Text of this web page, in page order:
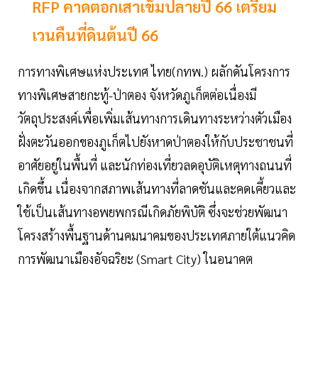
RFP คาดตอกเสาเข็มปลายปี 66 เตรียม
เวนคืนที่ดินต้นปี 66
การทางพิเศษแห่งประเทศ ไทย(กทพ.) ผลักดันโครงการ
ทางพิเศษสายกะทู้-ป่าตอง จังหวัดภูเก็ตต่อเนื่องมี
วัตถุประสงค์เพื่อเพิ่มเส้นทางการเดินทางระหว่างตัวเมือง
ฝั่งตะวันออกของภูเก็ตไปยังหาดป่าตองให้กับประชาชนที่
อาศัยอยู่ในพื้นที่ และนักท่องเที่ยวลดอุบัติเหตุทางถนนที่
เกิดขึ้น เนื่องจากสภาพเส้นทางที่ลาดชันและคดเคี้ยวและ
ใช้เป็นเส้นทางอพยพกรณีเกิดภัยพิบัติ ซึ่งจะช่วยพัฒนา
โครงสร้างพื้นฐานด้านคมนาคมของประเทศภายใต้แนวคิด
การพัฒนาเมืองอัจฉริยะ (Smart City) ในอนาคต